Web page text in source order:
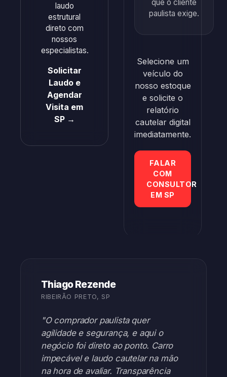
que o cliente
paulista exige.
Selecione um
veículo do
nosso estoque
e solicite o
relatório
cautelar digital
imediatamente.
FALAR
COM
CONSULTOR
EM SP
laudo
estrutural
direto com
nossos
especialistas.
Solicitar
Laudo e
Agendar
Visita em
SP →
Thiago Rezende
RIBEIRÃO PRETO, SP
"O comprador paulista quer
agilidade e segurança, e aqui o
negócio foi direto ao ponto. Carro
impecável e laudo cautelar na mão
na hora de avaliar. Transparência